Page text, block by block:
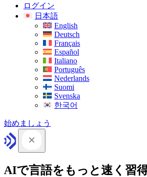
ログイン
日本語
English
Deutsch
Français
Español
Italiano
Português
Nederlands
Suomi
Svenska
한국어
始めましょう
AIで言語をもっと速く習